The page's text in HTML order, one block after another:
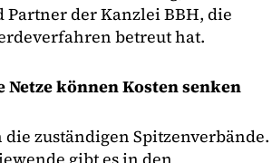
Partner der Kanzlei BBH, die
betreut hat.
können Kosten senken
zuständigen Spitzenverbände.